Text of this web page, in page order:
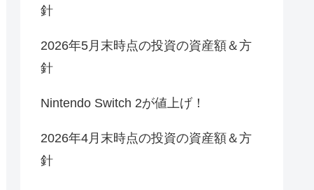
針
2026年5月末時点の投資の資産額＆方
針
Nintendo Switch 2が値上げ！
2026年4月末時点の投資の資産額＆方
針